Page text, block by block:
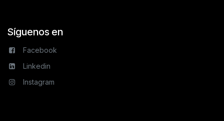
Síguenos en
Facebook
Linkedin
Instagram